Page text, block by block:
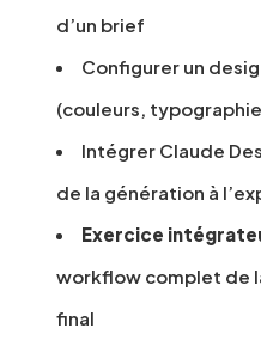
d’un brief
Configurer un
(couleurs,
Intégrer Claude
de la génération à
Exercice
workflow complet de
final